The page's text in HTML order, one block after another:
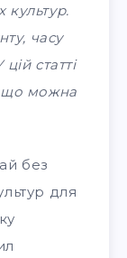
культур.
часу
статті
що можна
без
для